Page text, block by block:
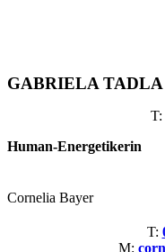
GABRIELA TADLA
T:
Human-Energetikerin
Cornelia Bayer
T:
M: